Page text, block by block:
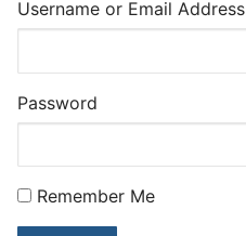
Username or Email Address
Password
Remember Me